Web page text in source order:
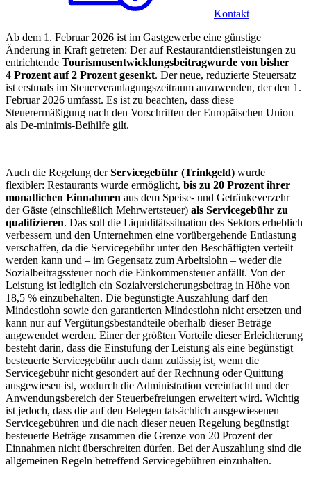
Kontakt
Ab dem 1. Februar 2026 ist im Gastgewerbe eine günstige
Änderung in Kraft getreten: Der auf Restaurantdienstleistungen zu
entrichtende Tourismusentwicklungsbeitragwurde von bisher
4 Prozent auf 2 Prozent gesenkt. Der neue, reduzierte Steuersatz
ist erstmals im Steuerveranlagungszeitraum anzuwenden, der den 1.
Februar 2026 umfasst. Es ist zu beachten, dass diese
Steuerermäßigung nach den Vorschriften der Europäischen Union
als De-minimis-Beihilfe gilt.
Auch die Regelung derServicegebühr (Trinkgeld) wurde
flexibler: Restaurants wurde ermöglicht, bis zu 20 Prozent ihrer
monatlichen Einnahmen aus dem Speise- und Getränkeverzehr
der Gäste (einschließlich Mehrwertsteuer) als Servicegebühr zu
qualifizieren. Das soll die Liquiditätssituation des Sektors erheblich
verbessern und den Unternehmen eine vorübergehende Entlastung
verschaffen, da die Servicegebühr unter den Beschäftigten verteilt
werden kann und – im Gegensatz zum Arbeitslohn – weder die
Sozialbeitragssteuer noch die Einkommensteuer anfällt. Von der
Leistung ist lediglich ein Sozialversicherungsbeitrag in Höhe von
18,5 % einzubehalten. Die begünstigte Auszahlung darf den
Mindestlohn sowie den garantierten Mindestlohn nicht ersetzen und
kann nur auf Vergütungsbestandteile oberhalb dieser Beträge
angewendet werden. Einer der größten Vorteile dieser Erleichterung
besteht darin, dass die Einstufung der Leistung als eine begünstigt
besteuerte Servicegebühr auch dann zulässig ist, wenn die
Servicegebühr nicht gesondert auf der Rechnung oder Quittung
ausgewiesen ist, wodurch die Administration vereinfacht und der
Anwendungsbereich der Steuerbefreiungen erweitert wird. Wichtig
ist jedoch, dass die auf den Belegen tatsächlich ausgewiesenen
Servicegebühren und die nach dieser neuen Regelung begünstigt
besteuerte Beträge zusammen die Grenze von 20 Prozent der
Einnahmen nicht überschreiten dürfen. Bei der Auszahlung sind die
allgemeinen Regeln betreffend Servicegebühren einzuhalten.